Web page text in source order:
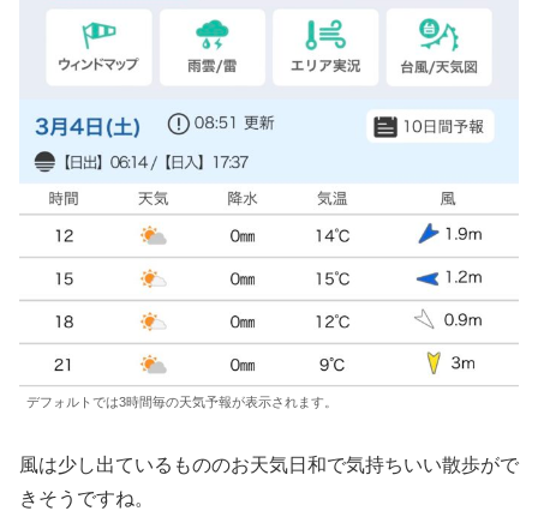
デフォルトでは3時間毎の天気予報が表示されます。
風は少し出ているもののお天気日和で気持ちいい散歩がで
きそうですね。